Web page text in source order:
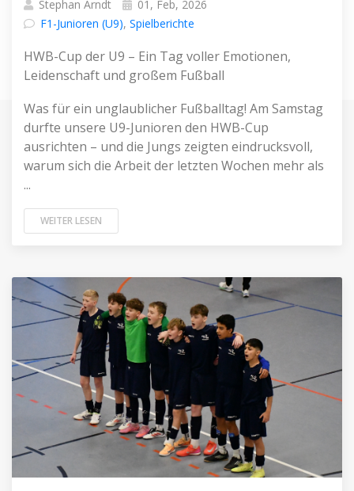
Stephan Arndt
01, Feb, 2026
F1-Junioren (U9), Spielberichte
HWB-Cup der U9 – Ein Tag voller Emotionen,
Leidenschaft und großem Fußball
Was für ein unglaublicher Fußballtag! Am Samstag
durfte unsere U9-Junioren den HWB-Cup
ausrichten – und die Jungs zeigten eindrucksvoll,
warum sich die Arbeit der letzten Wochen mehr als
...
WEITER LESEN